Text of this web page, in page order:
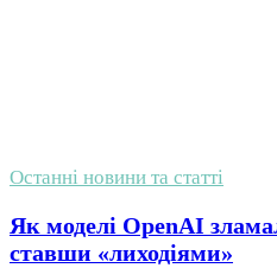
Останні новини та статті
Як моделі OpenAI
ставши «лиходіями»